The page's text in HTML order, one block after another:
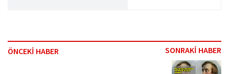
ÖNCEKİ HABER SONRAKİ HABER